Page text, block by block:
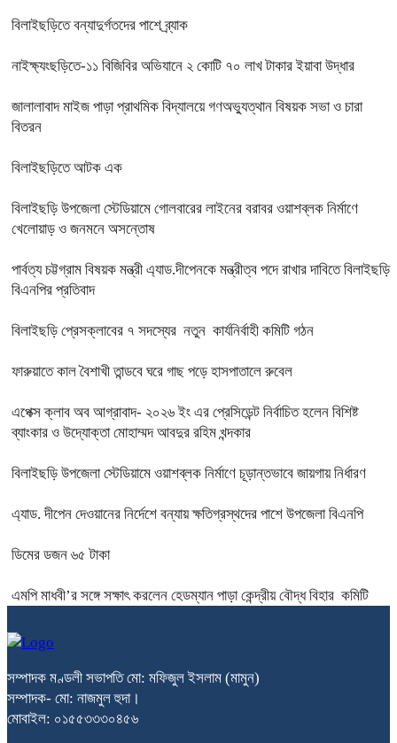
বিলাইছড়িতে বন্যাদুর্গতদের পাশে ব্র্যাক
নাইক্ষ্যংছড়িতে-১১ বিজিবির অভিযানে ২ কোটি ৭০ লাখ টাকার ইয়াবা উদ্ধার
জালালাবাদ মাইজ পাড়া প্রাথমিক বিদ্যালয়ে গণঅভ্যুত্থান বিষয়ক সভা ও চারা
বিতরন
বিলাইছড়িতে আটক এক
বিলাইছড়ি উপজেলা স্টেডিয়ামে গোলবারের লাইনের বরাবর ওয়াশব্লক নির্মাণে
খেলোয়াড় ও জনমনে অসন্তোষ
পার্বত্য চট্টগ্রাম বিষয়ক মন্ত্রী এ্যাড.দীপেনকে মন্ত্রীত্ব পদে রাখার দাবিতে বিলাইছড়ি
বিএনপির প্রতিবাদ
বিলাইছড়ি প্রেসক্লাবের ৭ সদস্যের নতুন কার্যনির্বাহী কমিটি গঠন
ফারুয়াতে কাল বৈশাখী তান্ডবে ঘরে গাছ পড়ে হাসপাতালে রুবেল
এপেক্স ক্লাব অব আগ্রাবাদ- ২০২৬ ইং এর প্রেসিডেন্ট নির্বাচিত হলেন বিশিষ্ট
ব্যাংকার ও উদ্যোক্তা মোহাম্মদ আবদুর রহিম খন্দকার
বিলাইছড়ি উপজেলা স্টেডিয়ামে ওয়াশব্লক নির্মাণে চূড়ান্তভাবে জায়গায় নির্ধারণ
এ্যাড. দীপেন দেওয়ানের নির্দেশে বন্যায় ক্ষতিগ্রস্থদের পাশে উপজেলা বিএনপি
ডিমের ডজন ৬৫ টাকা
এমপি মাধবী’র সঙ্গে সক্ষাৎ করলেন হেডম্যান পাড়া কেন্দ্রীয় বৌদ্ধ বিহার কমিটি
সম্পাদক মণ্ডলী সভাপতি মো: মফিজুল ইসলাম (মামুন)
সম্পাদক- মো: নাজমুল হুদা।
মোবাইল: ০১৫৫৩৩৩০৪৫৬